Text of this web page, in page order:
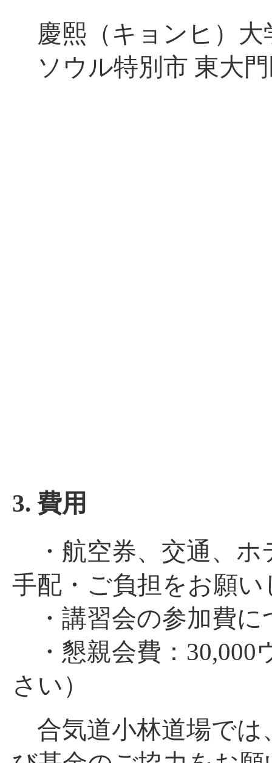
慶熙（キョンヒ）大
ソウル特別市 東大門
3. 費用
・航空券、交通、ホ
手配・ご負担をお願い
・講習会の参加費に
・懇親会費：30,000
さい）
合気道小林道場では